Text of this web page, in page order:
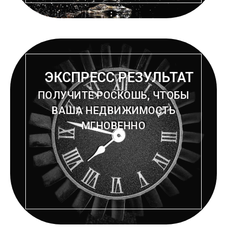
ЭКСПРЕСС РЕЗУЛЬТАТ
ПОЛУЧИТЕ РОСКОШЬ, ЧТОБЫ
ВАША НЕДВИЖИМОСТЬ
МГНОВЕННО